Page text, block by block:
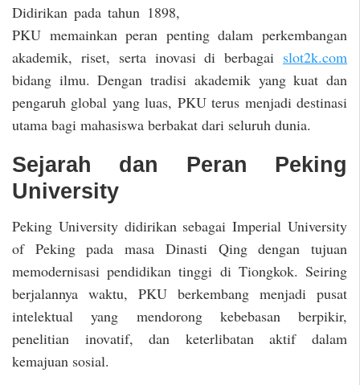
Didirikan pada tahun 1898,
PKU memainkan peran penting dalam perkembangan
akademik, riset, serta inovasi di berbagai slot2k.com
bidang ilmu. Dengan tradisi akademik yang kuat dan
pengaruh global yang luas, PKU terus menjadi destinasi
utama bagi mahasiswa berbakat dari seluruh dunia.
Sejarah dan Peran Peking
University
Peking University didirikan sebagai Imperial University
of Peking pada masa Dinasti Qing dengan tujuan
memodernisasi pendidikan tinggi di Tiongkok. Seiring
berjalannya waktu, PKU berkembang menjadi pusat
intelektual yang mendorong kebebasan berpikir,
penelitian inovatif, dan keterlibatan aktif dalam
kemajuan sosial.